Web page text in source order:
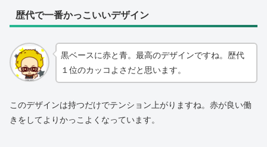
歴代で一番かっこいいデザイン
黒ベースに赤と青。最高のデザインですね。歴代
１位のカッコよさだと思います。
このデザインは持つだけでテンション上がりますね。赤が良い働
きをしてよりかっこよくなっています。